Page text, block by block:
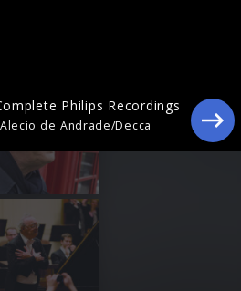
Philips Recordings
de Andrade/Decca